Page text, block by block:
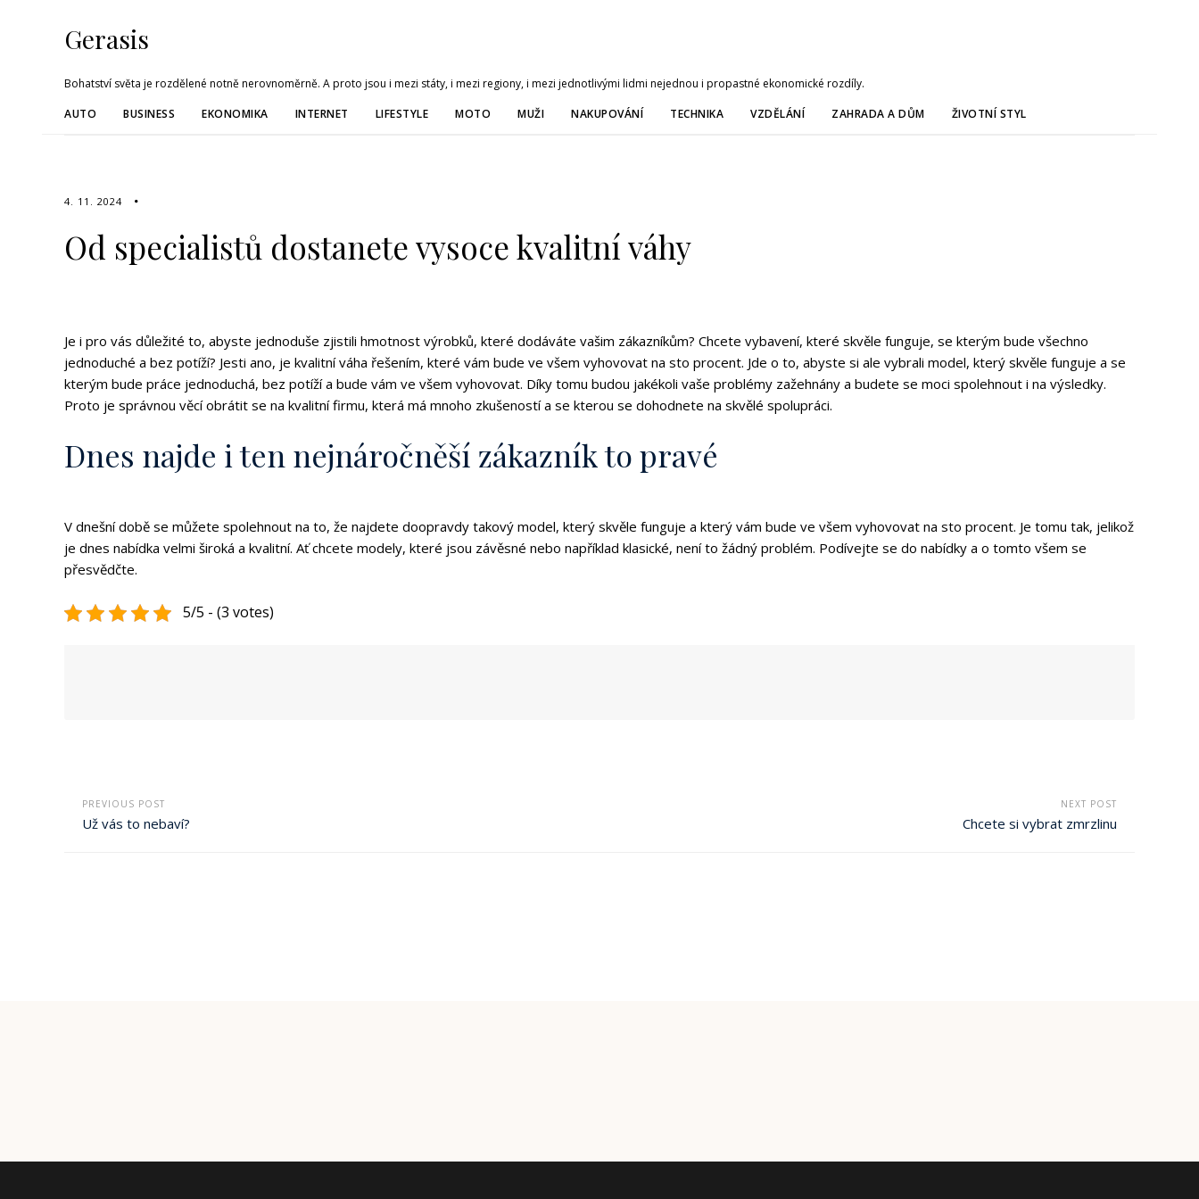
Gerasis
Bohatství světa je rozdělené notně nerovnoměrně. A proto jsou i mezi státy, i mezi regiony, i mezi jednotlivými lidmi nejednou i propastné ekonomické rozdíly.
AUTO
BUSINESS EKONOMIKA INTERNET LIFESTYLE MOTO MUŽI NAKUPOVÁNÍ TECHNIKA VZDĚLÁNÍ ZAHRADA A DŮM ŽIVOTNÍ STYL
4. 11. 2024
Od specialistů dostanete vysoce kvalitní váhy
Je i pro vás důležité to, abyste jednoduše zjistili hmotnost výrobků, které dodáváte vašim zákazníkům? Chcete vybavení, které skvěle funguje, se kterým bude všechno
jednoduché a bez potíží? Jesti ano, je kvalitníváha řešením, které vám bude ve všem vyhovovat na sto procent. Jde o to, abyste si ale vybrali model, který skvěle funguje a se
kterým bude práce jednoduchá, bez potíží a bude vám ve všem vyhovovat. Díky tomu budou jakékoli vaše problémy zažehnány a budete se moci spolehnout i na výsledky.
Proto je správnou věcí obrátit se na kvalitní firmu, která má mnoho zkušeností a se kterou se dohodnete na skvělé spolupráci.
Dnes najde i ten nejnáročněší zákazník to pravé
V dnešní době se můžete spolehnout na to, že najdete doopravdy takový model, který skvěle funguje a který vám bude ve všem vyhovovat na sto procent. Je tomu tak, jelikož
je dnes nabídka velmi široká a kvalitní. Ať chcete modely, které jsou závěsné nebo například klasické, není to žádný problém. Podívejte se do nabídky a o tomto všem se
přesvědčte.
5/5 - (3 votes)
PREVIOUS POST
Už vás to nebaví?
NEXT POST
Chcete si vybrat zmrzlinu